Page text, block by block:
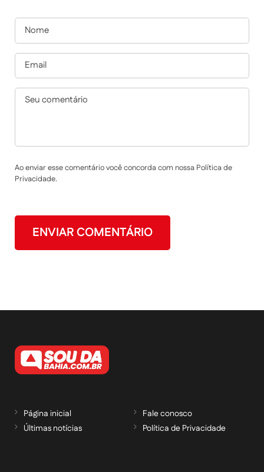
Ao enviar esse comentário você concorda com nossa Política de
Privacidade.
Página inicial
Últimas notícias
Fale conosco
Política de Privacidade